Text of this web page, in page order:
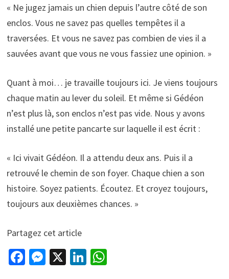
« Ne jugez jamais un chien depuis l’autre côté de son
enclos. Vous ne savez pas quelles tempêtes il a
traversées. Et vous ne savez pas combien de vies il a
sauvées avant que vous ne vous fassiez une opinion. »
Quant à moi… je travaille toujours ici. Je viens toujours
chaque matin au lever du soleil. Et même si Gédéon
n’est plus là, son enclos n’est pas vide. Nous y avons
installé une petite pancarte sur laquelle il est écrit :
« Ici vivait Gédéon. Il a attendu deux ans. Puis il a
retrouvé le chemin de son foyer. Chaque chien a son
histoire. Soyez patients. Écoutez. Et croyez toujours,
toujours aux deuxièmes chances. »
Partagez cet article
Fa M X Li W